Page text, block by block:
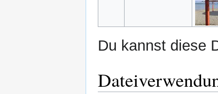
Du kannst diese